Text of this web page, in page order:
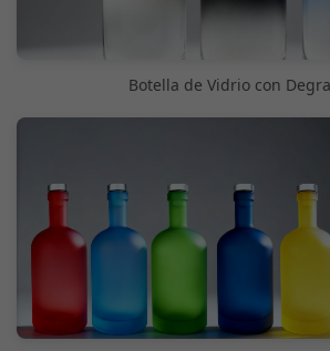
Botella de Vidrio con